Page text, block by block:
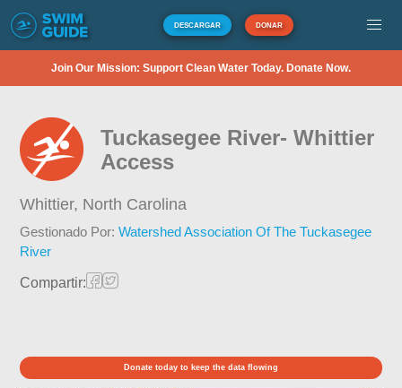
DESCARGAR DONAR
Join Our Mission: Support Clean Water Today. Donate Now.
Tuckasegee River- Whittier
Access
Whittier, North Carolina
Gestionado Por:Watershed Association Of The Tuckasegee
River
Compartir:
Donate today to keep the data flowing